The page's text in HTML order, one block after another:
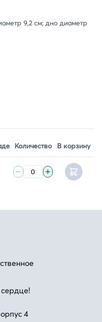
9,2 см; дно диаметр
Количество В корзину
4